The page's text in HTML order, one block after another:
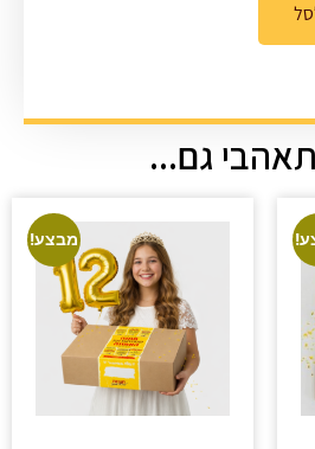
תאהבי גם...
מבצע!